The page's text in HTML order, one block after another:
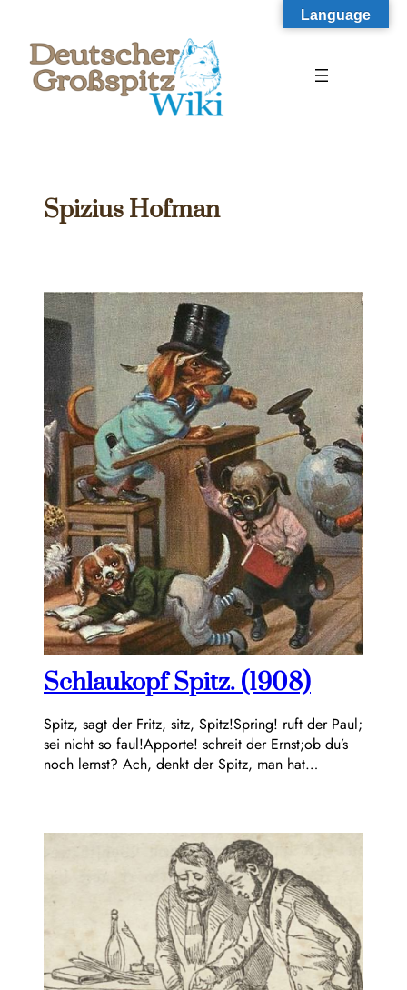
springen
Spizius Hofman
Schlaukopf Spitz. (1908)
Spitz, sagt der Fritz, sitz, Spitz!Spring! ruft der Paul;
sei nicht so faul!Apporte! schreit der Ernst;ob du’s
noch lernst? Ach, denkt der Spitz, man hat…
Language